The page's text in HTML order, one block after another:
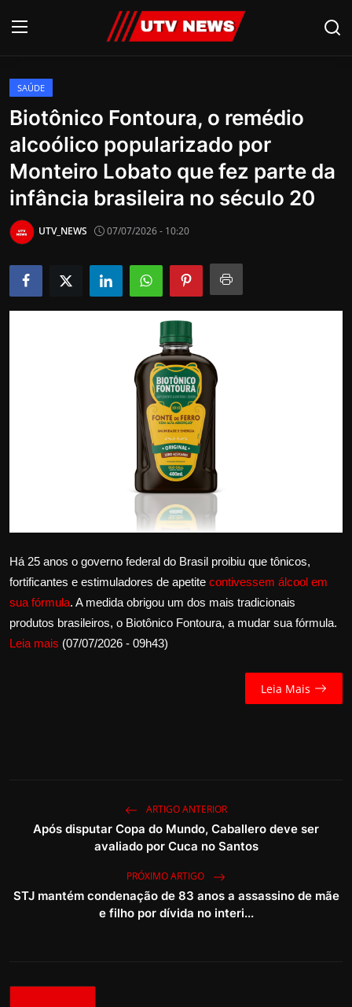
AO VIVO
PIRACICABA
CAMPINAS
LIMEIRA
Economia
Saúde
Esportes
Fama e TV
SAÚDE
Biotônico Fontoura, o remédio
alcoólico popularizado por
Monteiro Lobato que fez parte da
infância brasileira no século 20
UTV_NEWS 07/07/2026 - 10:20
Há 25 anos o governo federal do Brasil proibiu que tônicos,
fortificantes e estimuladores de apetite contivessem álcool em
sua fórmula. A medida obrigou um dos mais tradicionais
produtos brasileiros, o Biotônico Fontoura, a mudar sua fórmula.
Leia mais (07/07/2026 - 09h43)
Leia Mais
ARTIGO ANTERIOR
Após disputar Copa do Mundo, Caballero deve ser
avaliado por Cuca no Santos
PRÓXIMO ARTIGO
STJ mantém condenação de 83 anos a assassino de mãe
e filho por dívida no interi...